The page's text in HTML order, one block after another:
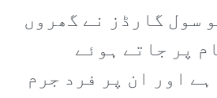
سول گارڈز نے گھروں
پر جاتے ہوئے
اور ان پر فرد جرم